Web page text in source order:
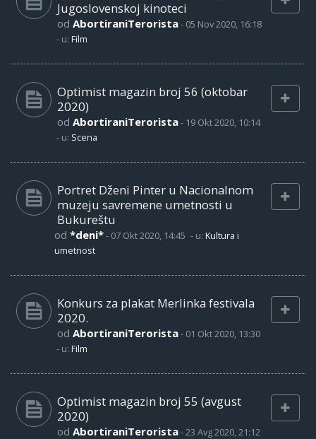
Jugoslovenskoj kinoteci
od AbortiraniTerorista- 05 Nov 2020, 16:18
- u: Film
Optimist magazin broj 56 (oktobar
2020)
od AbortiraniTerorista- 19 Okt 2020, 10:14
- u: Scena
Portret Dženi Pinter u Nacionalnom
muzeju savremene umetnosti u
Bukureštu
od *deni*- 07 Okt 2020, 14:45 - u: Kultura i
umetnost
Konkurs za plakat Merlinka festivala
2020.
od AbortiraniTerorista- 01 Okt 2020, 13:30
- u: Film
Optimist magazin broj 55 (avgust
2020)
od AbortiraniTerorista-23 Avg 2020, 21:12